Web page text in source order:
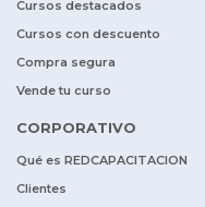
Cursos destacados
Cursos con descuento
Compra segura
Vende tu curso
CORPORATIVO
Qué es REDCAPACITACION
Clientes